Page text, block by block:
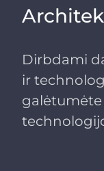
Dirbdami
ir